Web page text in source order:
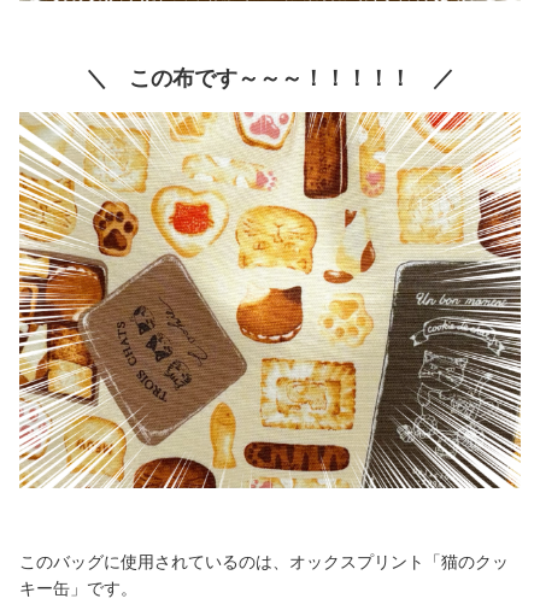
＼ この布です～～～！！！！！ ／
このバッグに使用されているのは、オックスプリント「猫のクッ
キー缶」です。